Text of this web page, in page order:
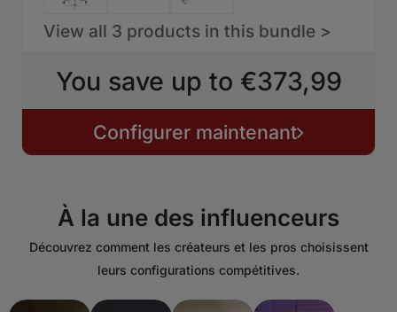
View all 3 products in this bundle >
You save up to €373,99
Configurer maintenant
À la une des influenceurs
Découvrez comment les créateurs et les pros choisissent
leurs configurations compétitives.